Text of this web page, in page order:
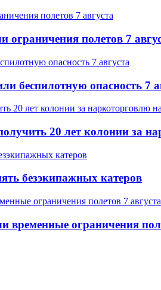
ограничения полетов 7
беспилотную опасность 7
20 лет колонии за
безэкипажных катеров
временные ограничения